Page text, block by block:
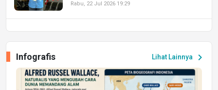
Rabu, 22 Jul 2026 19:29
Peluang Kerja dan Magang
Jumat, 17 Jul 2026 22:30
Lihat Lainnya chevron_right
Infografis